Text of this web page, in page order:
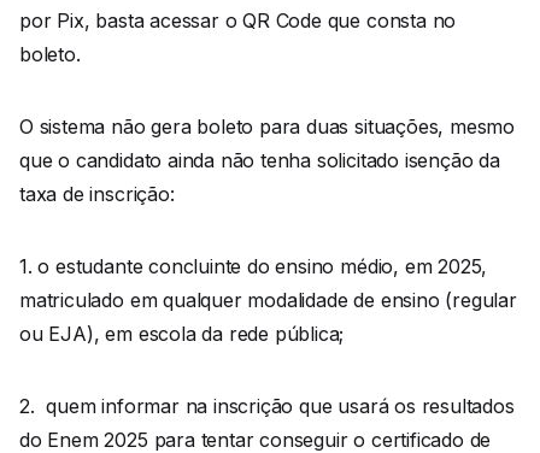
por Pix, basta acessar o QR Code que consta no
boleto.
O sistema não gera boleto para duas situações, mesmo
que o candidato ainda não tenha solicitado isenção da
taxa de inscrição:
1. o estudante concluinte do ensino médio, em 2025,
matriculado em qualquer modalidade de ensino (regular
ou EJA), em escola da rede pública;
2. quem informar na inscrição que usará os resultados
do Enem 2025 para tentar conseguir o certificado de